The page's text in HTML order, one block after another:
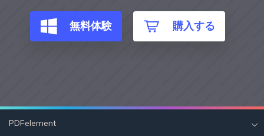
無料体験 購入する
PDFelement